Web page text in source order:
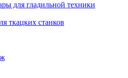
для гладильной техники
ткацких станков